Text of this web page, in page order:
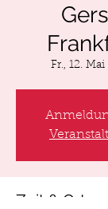
Fr., 12. Mai
Zeit & Ort